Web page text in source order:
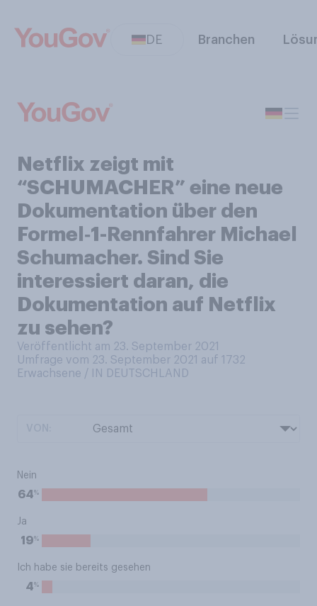
DE Branchen
Netflix zeigt mit
“SCHUMACHER” eine neue
Dokumentation über den
Formel‑1-Rennfahrer Michael
Schumacher. Sind Sie
interessiert daran, die
Dokumentation auf Netflix
zu sehen?
Veröffentlicht am 23. September 2021
Umfrage vom 23. September 2021 auf 1732
Erwachsene / IN DEUTSCHLAND
Nein
64%
Ja
19%
Ich habe sie bereits gesehen
4%